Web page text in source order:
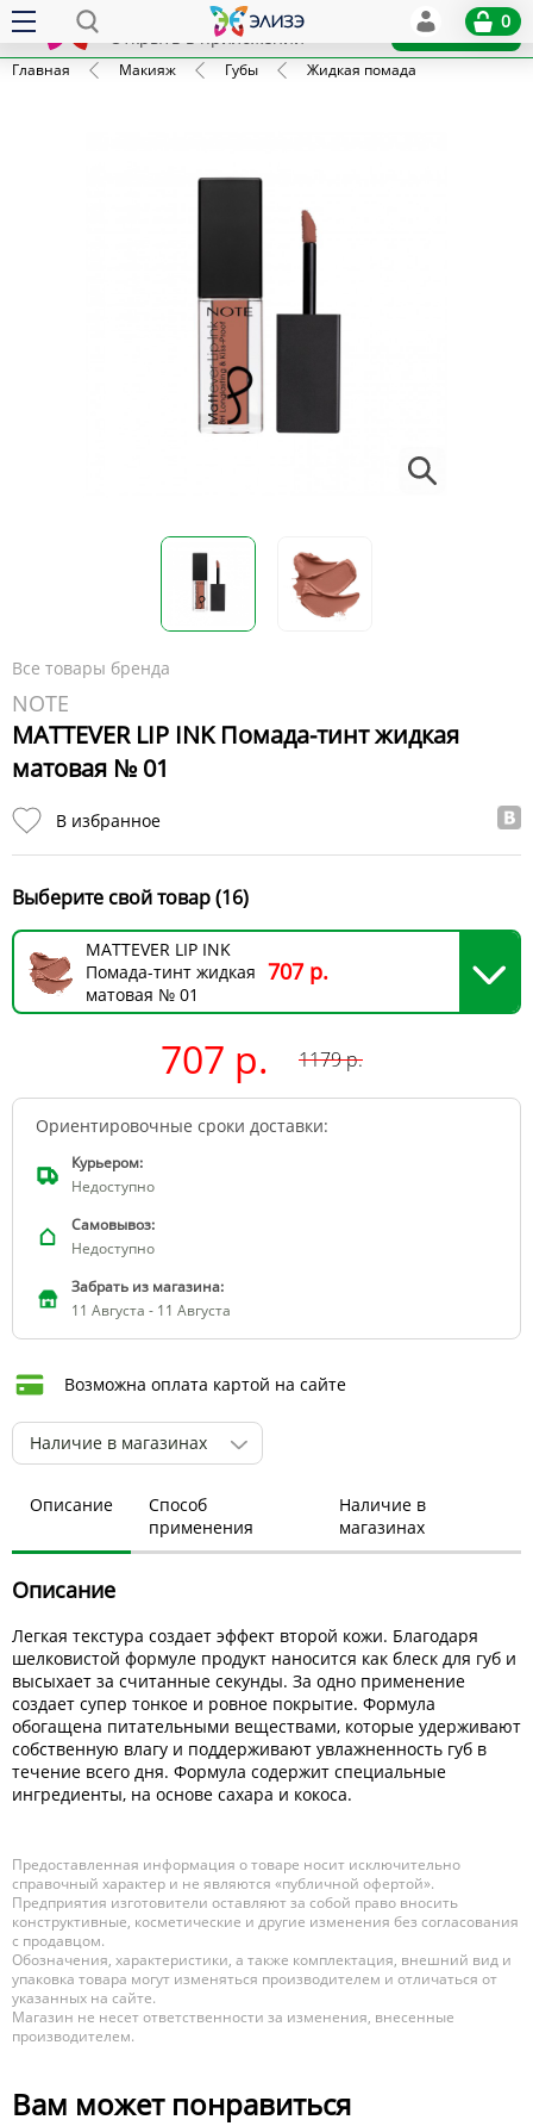
x
Открыть в приложении
Установить
0
Главная Макияж Губы Жидкая помада
Все товары бренда
NOTE
MATTEVER LIP INK Помада-тинт жидкая
матовая № 01
В избранное
Выберите свой товар (16)
MATTEVER LIP INK
Помада-тинт жидкая
матовая № 01
707 р.
707 р. 1179р.
Ориентировочные сроки доставки:
Курьером:
Недоступно
Самовывоз:
Недоступно
Забрать из магазина:
11 Августа - 11 Августа
Возможна оплата картой на сайте
Наличие в магазинах
Описание
Способ
применения
Наличие в
магазинах
Описание
Легкая текстура создает эффект второй кожи. Благодаря
шелковистой формуле продукт наносится как блеск для губ и
высыхает за считанные секунды. За одно применение
создает супер тонкое и ровное покрытие. Формула
обогащена питательными веществами, которые удерживают
собственную влагу и поддерживают увлажненность губ в
течение всего дня. Формула содержит специальные
ингредиенты, на основе сахара и кокоса.
Предоставленная информация о товаре носит исключительно
справочный характер и не являются «публичной офертой».
Предприятия изготовители оставляют за собой право вносить
конструктивные, косметические и другие изменения без согласования
с продавцом.
Обозначения, характеристики, а также комплектация, внешний вид и
упаковка товара могут изменяться производителем и отличаться от
указанных на сайте.
Магазин не несет ответственности за изменения, внесенные
производителем.
Вам может понравиться